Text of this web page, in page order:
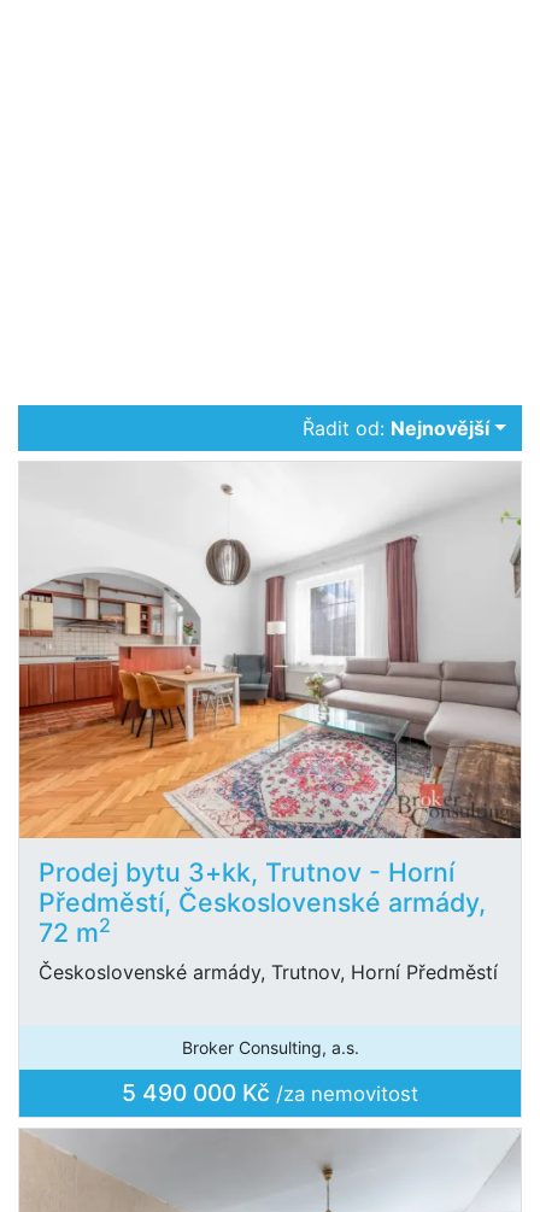
Řadit od: Nejnovější
Prodej bytu 3+kk, Trutnov - Horní
Předměstí, Československé armády,
72 m2
Československé armády, Trutnov, Horní Předměstí
Broker Consulting, a.s.
5 490 000 Kč /za nemovitost